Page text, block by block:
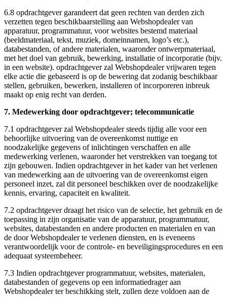
6.8 opdrachtgever garandeert dat geen rechten van derden zich
verzetten tegen beschikbaarstelling aan Webshopdealer van
apparatuur, programmatuur, voor websites bestemd materiaal
(beeldmateriaal, tekst, muziek, domeinnamen, logo’s etc.),
databestanden, of andere materialen, waaronder ontwerpmateriaal,
met het doel van gebruik, bewerking, installatie of incorporatie (bijv.
in een website). opdrachtgever zal Webshopdealer vrijwaren tegen
elke actie die gebaseerd is op de bewering dat zodanig beschikbaar
stellen, gebruiken, bewerken, installeren of incorporeren inbreuk
maakt op enig recht van derden.
7. Medewerking door opdrachtgever; telecommunicatie
7.1 opdrachtgever zal Webshopdealer steeds tijdig alle voor een
behoorlijke uitvoering van de overeenkomst nuttige en
noodzakelijke gegevens of inlichtingen verschaffen en alle
medewerking verlenen, waaronder het verstrekken van toegang tot
zijn gebouwen. Indien opdrachtgever in het kader van het verlenen
van medewerking aan de uitvoering van de overeenkomst eigen
personeel inzet, zal dit personeel beschikken over de noodzakelijke
kennis, ervaring, capaciteit en kwaliteit.
7.2 opdrachtgever draagt het risico van de selectie, het gebruik en de
toepassing in zijn organisatie van de apparatuur, programmatuur,
websites, databestanden en andere producten en materialen en van
de door Webshopdealer te verlenen diensten, en is eveneens
verantwoordelijk voor de controle- en beveiligingsprocedures en een
adequaat systeembeheer.
7.3 Indien opdrachtgever programmatuur, websites, materialen,
databestanden of gegevens op een informatiedrager aan
Webshopdealer ter beschikking stelt, zullen deze voldoen aan de